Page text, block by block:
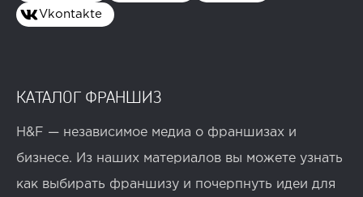
Vkontakte
КАТАЛОГ ФРАНШИЗ
H&F — независимое медиа о франшизах и
бизнесе. Из наших материалов вы можете узнать
как выбирать франшизу и почерпнуть идеи для